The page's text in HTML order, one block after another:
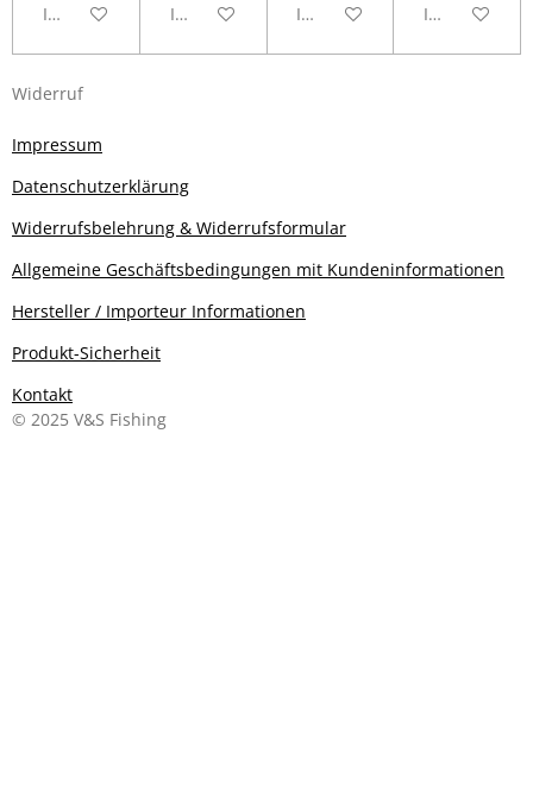
In den WarenkorbIn den WarenkorbIn den WarenkorbIn den
Widerruf
Impressum
Datenschutzerklärung
Widerrufsbelehrung & Widerrufsformular
Allgemeine Geschäftsbedingungen mit Kundeninformationen
Hersteller / Importeur Informationen
Produkt-Sicherheit
Kontakt
© 2025 V&S Fishing